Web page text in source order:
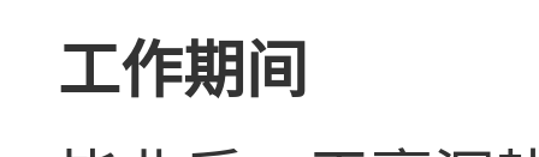
工作期间